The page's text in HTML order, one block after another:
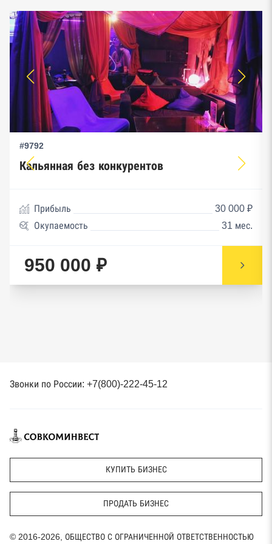
#9792
Кальянная без конкурентов
Прибыль
30 000 ₽
Окупаемость
31 мес.
950 000 ₽
Звонки по России: +7(800)-222-45-12
КУПИТЬ БИЗНЕС
ПРОДАТЬ БИЗНЕС
© 2016-2026, ОБЩЕСТВО С ОГРАНИЧЕННОЙ ОТВЕТСТВЕННОСТЬЮ